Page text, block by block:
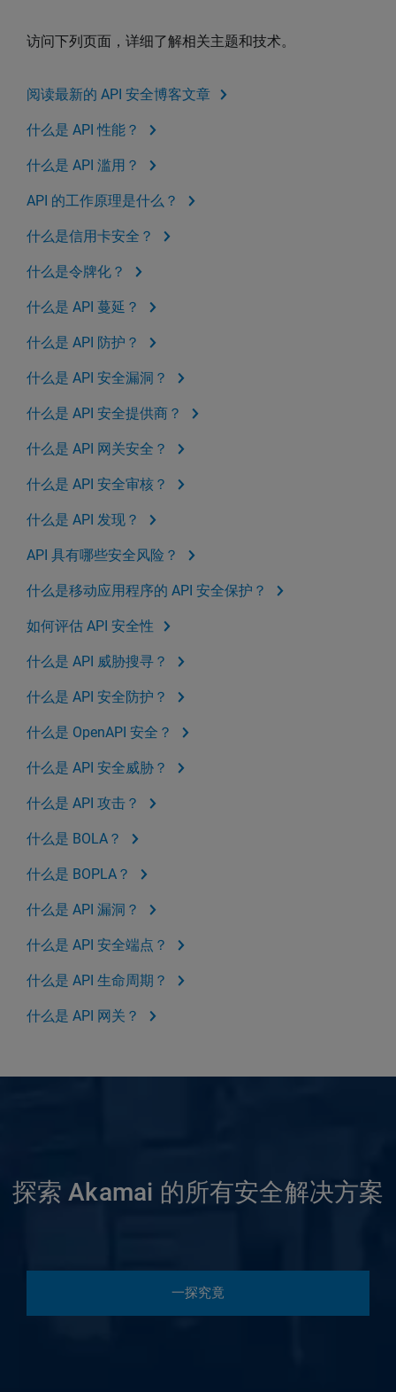
访问下列页面，详细了解相关主题和技术。
阅读最新的 API 安全博客文章
什么是 API 性能？
什么是 API 滥用？
API 的工作原理是什么？
什么是信用卡安全？
什么是令牌化？
什么是 API 蔓延？
什么是 API 防护？
什么是 API 安全漏洞？
什么是 API 安全提供商？
什么是 API 网关安全？
什么是 API 安全审核？
什么是 API 发现？
API 具有哪些安全风险？
什么是移动应用程序的 API 安全保护？
如何评估 API 安全性
什么是 API 威胁搜寻？
什么是 API 安全防护？
什么是 OpenAPI 安全？
什么是 API 安全威胁？
什么是 API 攻击？
什么是 BOLA？
什么是 BOPLA？
什么是 API 漏洞？
什么是 API 安全端点？
什么是 API 生命周期？
什么是 API 网关？
探索 Akamai 的所有安全解决方案
一探究竟